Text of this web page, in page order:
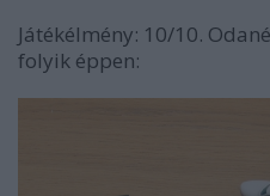
Játékélmény: 10/10.
folyik éppen: